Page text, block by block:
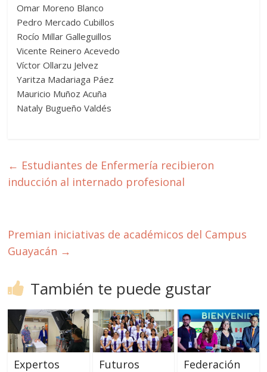
Omar Moreno Blanco
Pedro Mercado Cubillos
Rocío Millar Galleguillos
Vicente Reinero Acevedo
Víctor Ollarzu Jelvez
Yaritza Madariaga Páez
Mauricio Muñoz Acuña
Nataly Bugueño Valdés
← Estudiantes de Enfermería recibieron
inducción al internado profesional
Premian iniciativas de académicos del Campus
Guayacán →
También te puede gustar
Expertos
Futuros
Federación